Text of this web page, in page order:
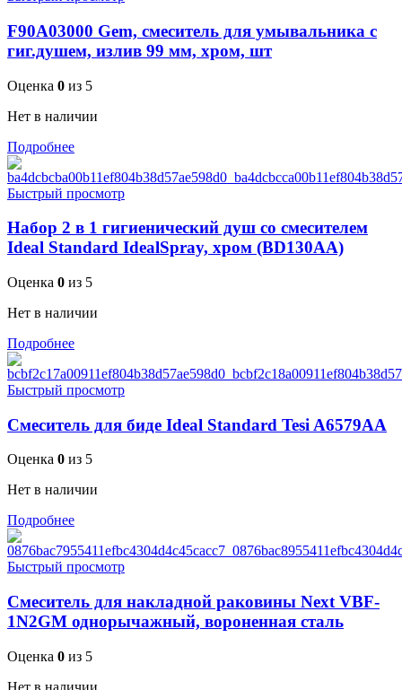
F90A03000 Gem, смеситель для умывальника с
гиг.душем, излив 99 мм, хром, шт
Оценка 0 из 5
Нет в наличии
Подробнее
Быстрый просмотр
Набор 2 в 1 гигиенический душ со смесителем
Ideal Standard IdealSpray, хром (BD130AA)
Оценка 0 из 5
Нет в наличии
Подробнее
Быстрый просмотр
Смеситель для биде Ideal Standard Tesi A6579AA
Оценка 0 из 5
Нет в наличии
Подробнее
Быстрый просмотр
Смеситель для накладной раковины Next VBF-
1N2GM однорычажный, вороненная сталь
Оценка 0 из 5
Нет в наличии